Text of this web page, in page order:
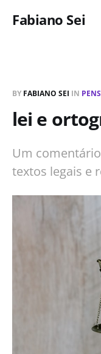
Fabiano Sei
BY FABIANO SEI IN
lei e
Um
textos legais e